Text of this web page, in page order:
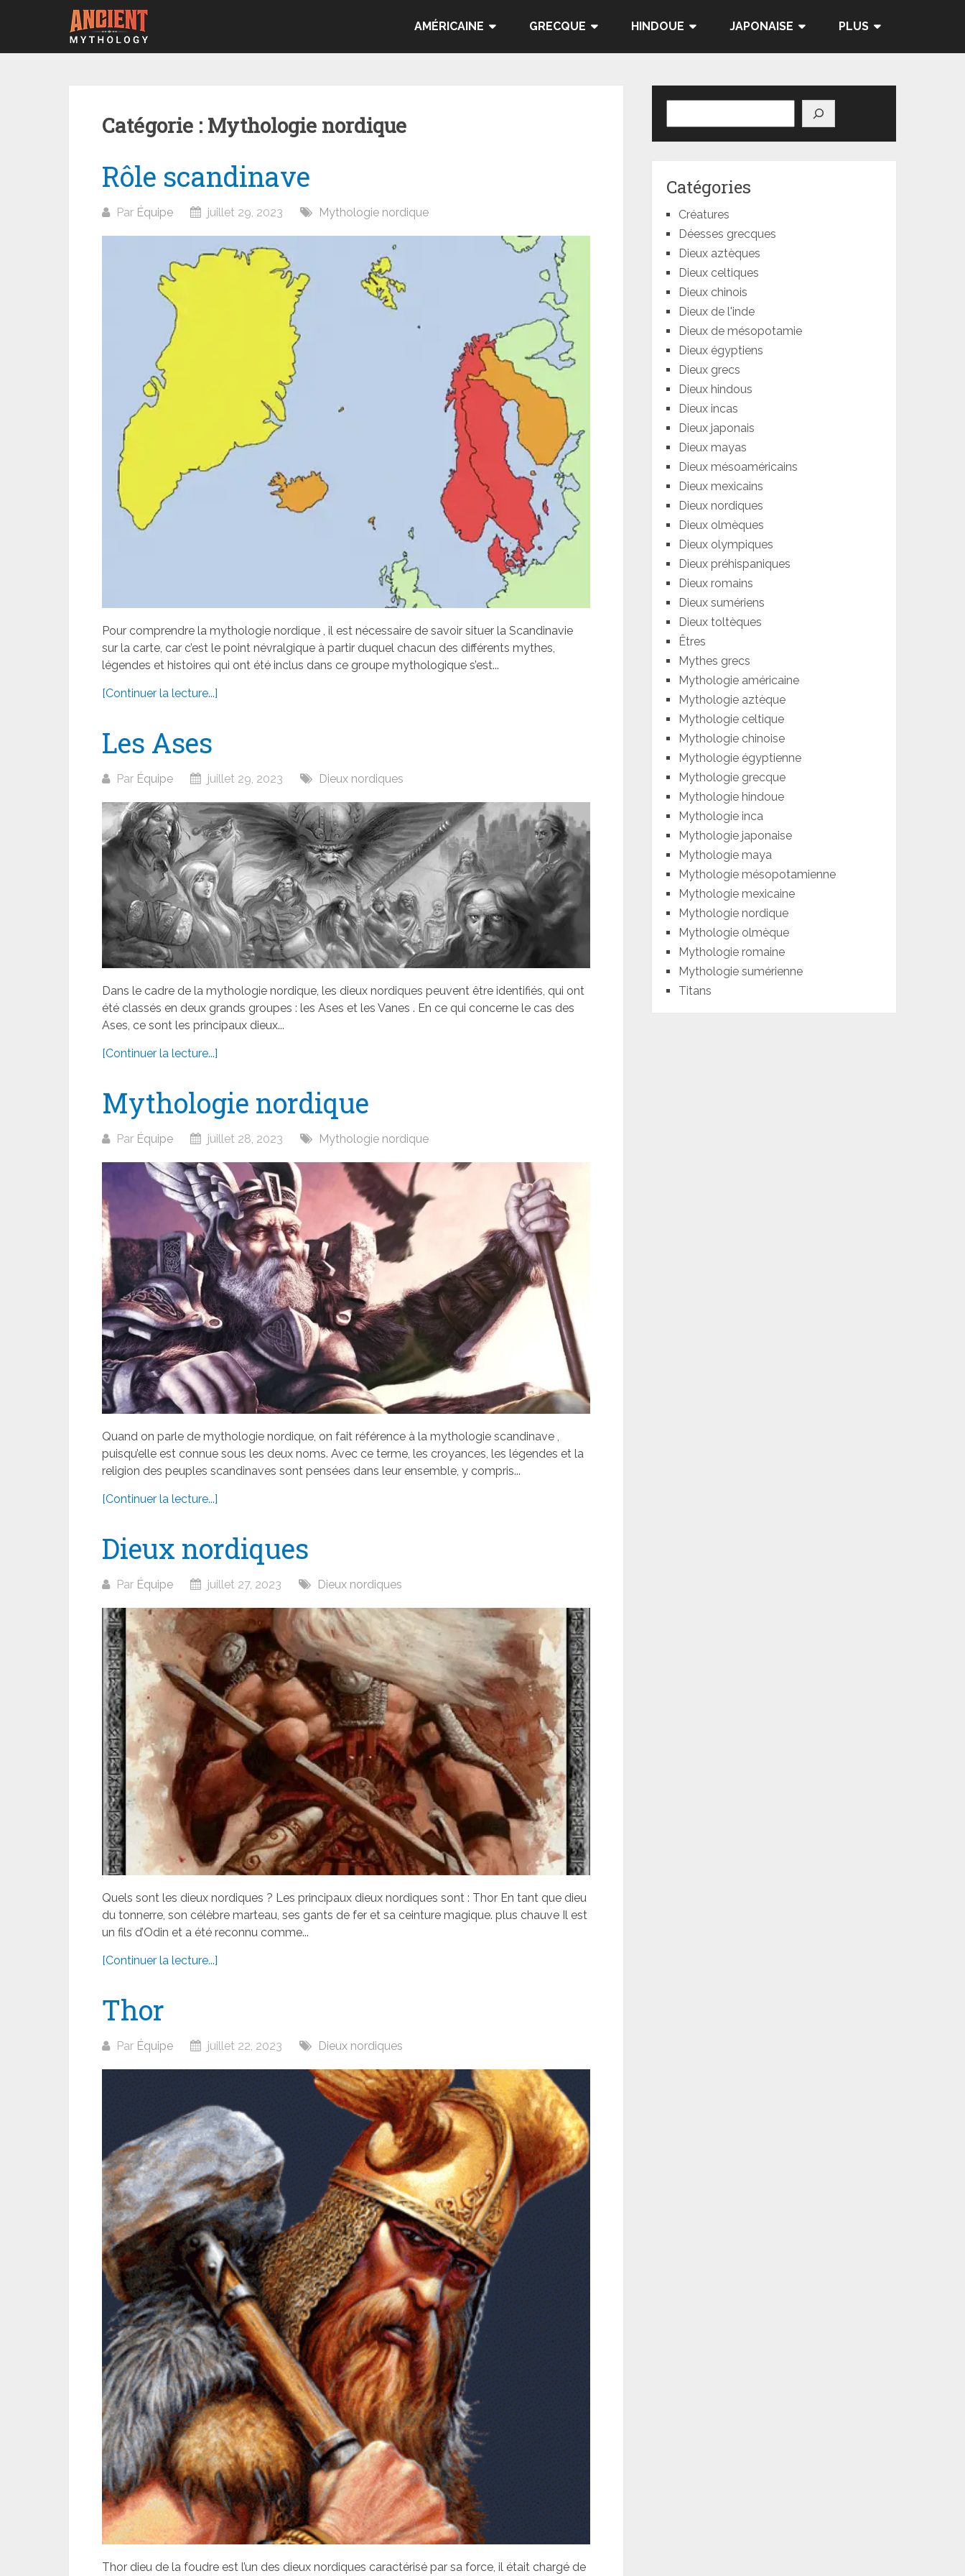
AMÉRICAINE GRECQUE HINDOUE JAPONAISE PLUS
Catégorie : Mythologie nordique
Rôle scandinave
Par Équipe juillet 29, 2023 Mythologie nordique
Pour comprendre la mythologie nordique , il est nécessaire de savoir situer la Scandinavie
sur la carte, car c’est le point névralgique à partir duquel chacun des différents mythes,
légendes et histoires qui ont été inclus dans ce groupe mythologique s’est...
[Continuer la lecture...]
Les Ases
Par Équipe juillet 29, 2023 Dieux nordiques
Dans le cadre de la mythologie nordique, les dieux nordiques peuvent être identifiés, qui ont
été classés en deux grands groupes : les Ases et les Vanes . En ce qui concerne le cas des
Ases, ce sont les principaux dieux...
[Continuer la lecture...]
Mythologie nordique
Par Équipe juillet 28, 2023 Mythologie nordique
Quand on parle de mythologie nordique, on fait référence à la mythologie scandinave ,
puisqu’elle est connue sous les deux noms. Avec ce terme, les croyances, les légendes et la
religion des peuples scandinaves sont pensées dans leur ensemble, y compris...
[Continuer la lecture...]
Dieux nordiques
Par Équipe juillet 27, 2023 Dieux nordiques
Quels sont les dieux nordiques ? Les principaux dieux nordiques sont : Thor En tant que dieu
du tonnerre, son célèbre marteau, ses gants de fer et sa ceinture magique. plus chauve Il est
un fils d’Odin et a été reconnu comme...
[Continuer la lecture...]
Thor
Par Équipe juillet 22, 2023 Dieux nordiques
Thor dieu de la foudre est l’un des dieux nordiques caractérisé par sa force, il était chargé de
Catégories
Créatures
Déesses grecques
Dieux aztèques
Dieux celtiques
Dieux chinois
Dieux de l'inde
Dieux de mésopotamie
Dieux égyptiens
Dieux grecs
Dieux hindous
Dieux incas
Dieux japonais
Dieux mayas
Dieux mésoaméricains
Dieux mexicains
Dieux nordiques
Dieux olmèques
Dieux olympiques
Dieux préhispaniques
Dieux romains
Dieux sumériens
Dieux toltèques
Êtres
Mythes grecs
Mythologie américaine
Mythologie aztèque
Mythologie celtique
Mythologie chinoise
Mythologie égyptienne
Mythologie grecque
Mythologie hindoue
Mythologie inca
Mythologie japonaise
Mythologie maya
Mythologie mésopotamienne
Mythologie mexicaine
Mythologie nordique
Mythologie olmèque
Mythologie romaine
Mythologie sumérienne
Titans